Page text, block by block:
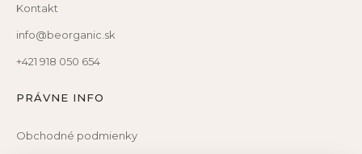
Kontakt
info@beorganic.sk
+421 918 050 654
PRÁVNE INFO
Obchodné podmienky